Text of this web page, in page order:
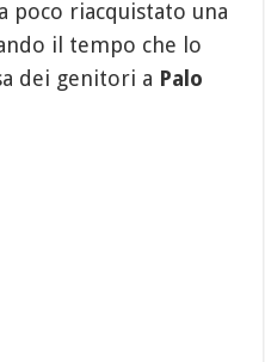
poco riacquistato una
il tempo che lo
dei genitori a Palo